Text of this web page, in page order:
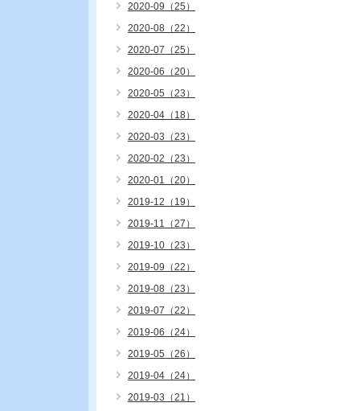
2020-09（25）
2020-08（22）
2020-07（25）
2020-06（20）
2020-05（23）
2020-04（18）
2020-03（23）
2020-02（23）
2020-01（20）
2019-12（19）
2019-11（27）
2019-10（23）
2019-09（22）
2019-08（23）
2019-07（22）
2019-06（24）
2019-05（26）
2019-04（24）
2019-03（21）